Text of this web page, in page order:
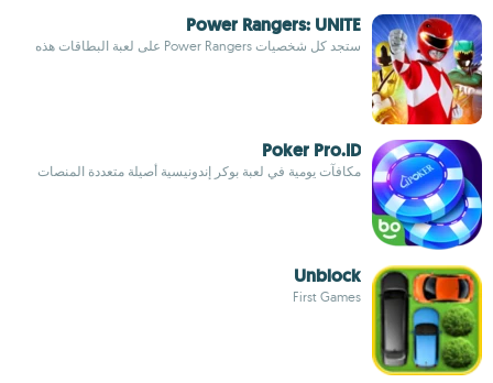
Power Rangers: UNITE
ستجد كل شخصيات Power Rangers على لعبة البطاقات هذه
Poker Pro.ID
مكافآت يومية في لعبة بوكر إندونيسية أصيلة متعددة المنصات
Unblock
First Games